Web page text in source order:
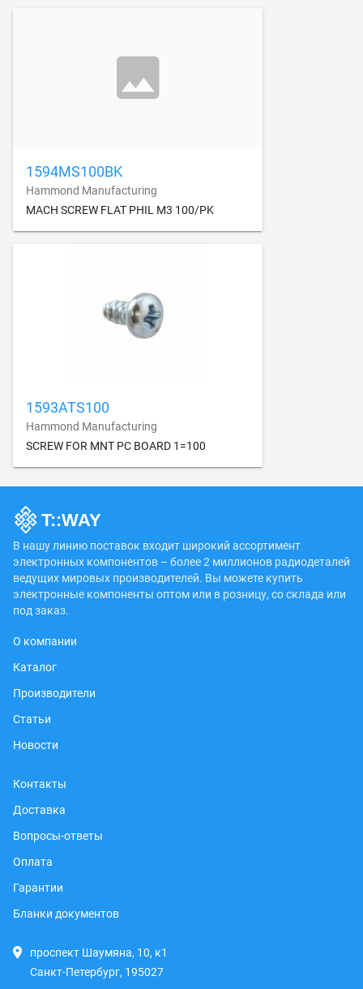
1594MS100BK
Hammond Manufacturing
MACH SCREW FLAT PHIL M3 100/PK
1593ATS100
Hammond Manufacturing
SCREW FOR MNT PC BOARD 1=100
В нашу линию поставок входит широкий ассортимент
электронных компонентов – более 2 миллионов радиодеталей
ведущих мировых производителей. Вы можете купить
электронные компоненты оптом или в розницу, со склада или
под заказ.
О компании
Каталог
Производители
Статьи
Новости
Контакты
Доставка
Вопросы-ответы
Оплата
Гарантии
Бланки документов
проспект Шаумяна, 10, к1
Санкт-Петербург, 195027